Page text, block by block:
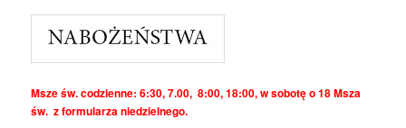
Msze św. codzienne: 6:30, 7.00, 8:00, 18:00, w sobotę o 18 Msza
św. z formularza niedzielnego.